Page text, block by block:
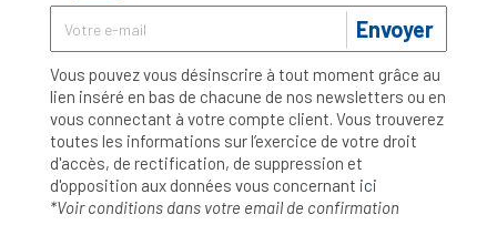
Envoyer
Vous pouvez vous désinscrire à tout moment grâce au
lien inséré en bas de chacune de nos newsletters ou en
vous connectant à votre compte client. Vous trouverez
toutes les informations sur l’exercice de votre droit
d'accès, de rectification, de suppression et
d'opposition aux données vous concernant ici
*Voir conditions dans votre email de confirmation